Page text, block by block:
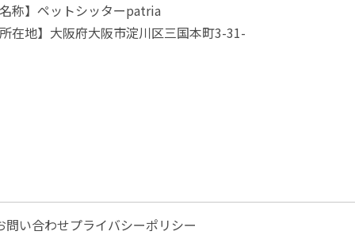
称】ペットシッターpatria
在地】大阪府大阪市淀川区三国本町3-31-
問い合わせプライバシーポリシー